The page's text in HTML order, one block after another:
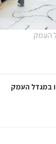
העמק
במגדל העמק